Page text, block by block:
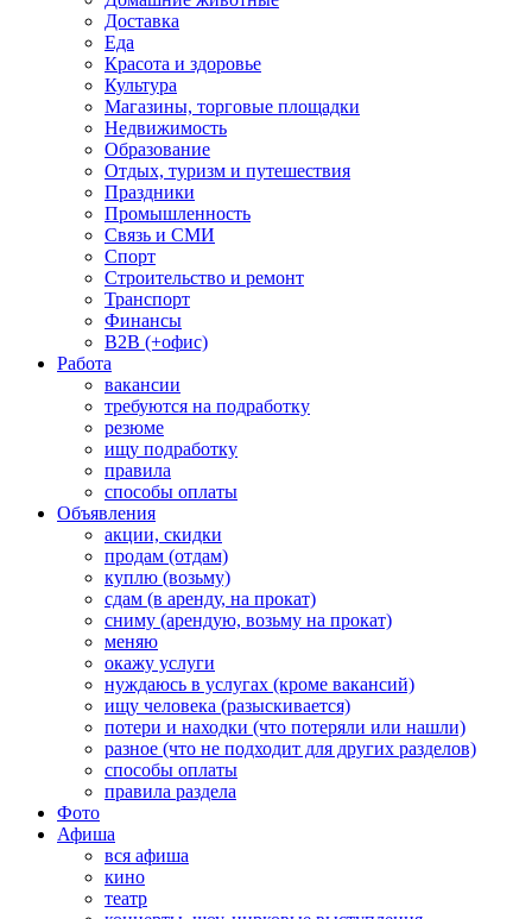
Доставка
Еда
Красота и здоровье
Культура
Магазины, торговые площадки
Недвижимость
Образование
Отдых, туризм и путешествия
Праздники
Промышленность
Связь и СМИ
Спорт
Строительство и ремонт
Транспорт
Финансы
B2B (+офис)
Работа
вакансии
требуются на подработку
резюме
ищу подработку
правила
способы оплаты
Объявления
акции, скидки
продам (отдам)
куплю (возьму)
сдам (в аренду, на прокат)
сниму (арендую, возьму на прокат)
меняю
окажу услуги
нуждаюсь в услугах (кроме вакансий)
ищу человека (разыскивается)
потери и находки (что потеряли или нашли)
разное (что не подходит для других разделов)
способы оплаты
правила раздела
Фото
Афиша
вся афиша
кино
театр